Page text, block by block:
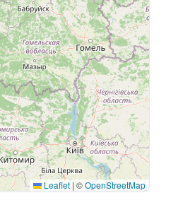
Leaflet | ©OpenStreetMap